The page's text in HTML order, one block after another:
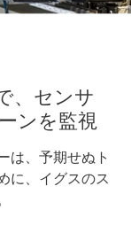
、センサ
ンを監視
は、予期せぬト
に、イグスのス